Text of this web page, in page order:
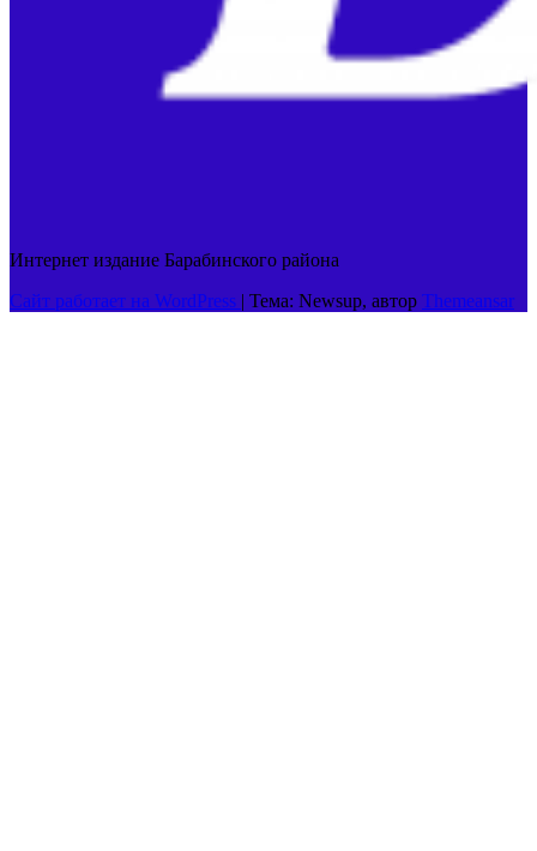
Интернет издание Барабинского района
Сайт работает на WordPress | Тема: Newsup, автор Themeansar